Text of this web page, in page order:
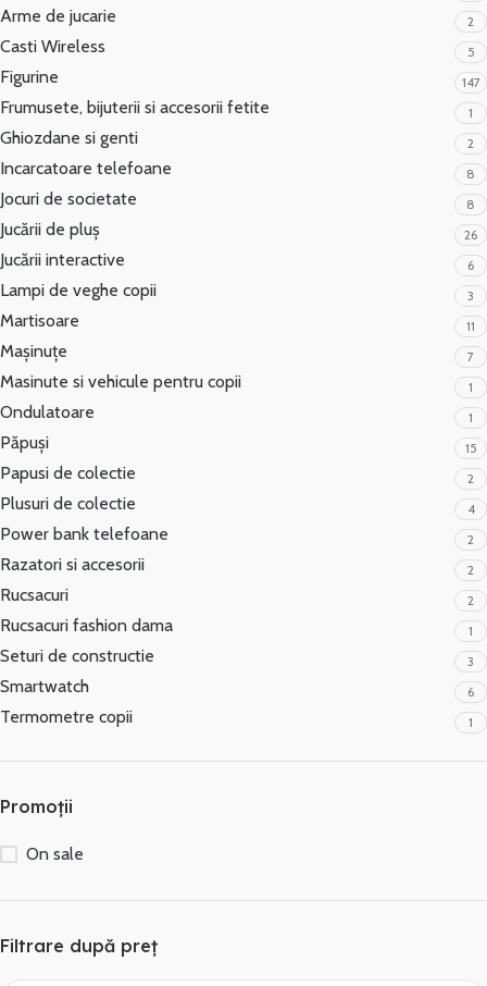
Arme de jucarie 2
Casti Wireless 5
Figurine 147
Frumusete, bijuterii si accesorii fetite 1
Ghiozdane si genti 2
Incarcatoare telefoane 8
Jocuri de societate 8
Jucării de pluș 26
Jucării interactive 6
Lampi de veghe copii 3
Martisoare 11
Mașinuțe 7
Masinute si vehicule pentru copii 1
Ondulatoare 1
Păpuși 15
Papusi de colectie 2
Plusuri de colectie 4
Power bank telefoane 2
Razatori si accesorii 2
Rucsacuri 2
Rucsacuri fashion dama 1
Seturi de constructie 3
Smartwatch 6
Termometre copii 1
Promoții
On sale
Filtrare după preț